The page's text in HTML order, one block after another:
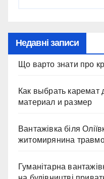
Недавні записи
Що варто знати про
Как выбрать каремат
материал и размер
Вантажівка біля
житомирянина
Гуманітарна